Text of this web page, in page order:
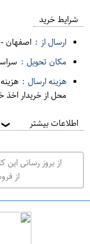
شرایط خرید
ارسال از : اصفهان-
مکان تحویل :
هزینه ارسال :
محل از خریدار
اطلاعات بیشتر ❯
از بروز رسانی
از